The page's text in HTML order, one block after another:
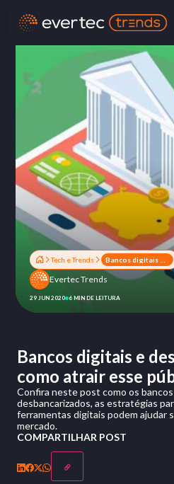
Tech e Trends
Evertec Trends
29 JUN 2020 6 MIN DE LEITURA
Bancos digitais e
como atrair esse
Confira neste post como os
desbancarizados, as estratégias
ferramentas digitais podem ajudar
mercado.
COMPARTILHAR POST